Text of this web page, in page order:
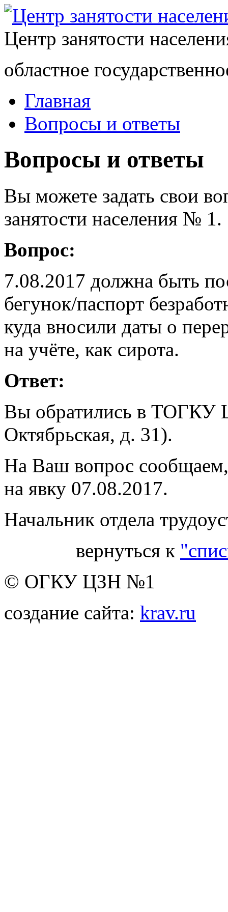
Центр занятости
областное
Главная
Вопросы и ответы
Вопросы и ответы
Вы можете задать свои
занятости населения № 1.
Вопрос:
7.08.2017 должна быть
бегунок/паспорт
куда вносили даты о
на учёте, как сирота.
Ответ:
Вы обратились в ТОГКУ
Октябрьская, д. 31).
На Ваш вопрос
на явку 07.08.2017.
Начальник отдела
вернуться к
© ОГКУ ЦЗН №1
создание сайта: krav.ru